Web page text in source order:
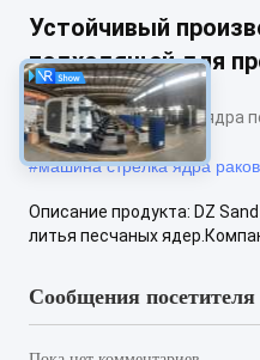
Устойчивый
подходящей для
Машина стрельбы ядра
#машина стрелка ядра
Описание продукта: DZ
литья песчаных
Сообщения посетителя